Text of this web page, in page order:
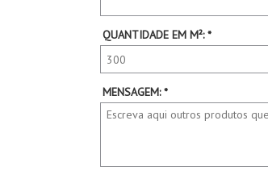
QUANTIDADE EM M²: *
MENSAGEM: *